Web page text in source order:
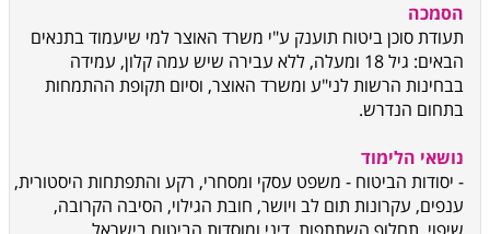
הסמכה
תעודת סוכן ביטוח תוענק ע"י משרד האוצר למי שיעמוד בתנאים
הבאים: גיל 18 ומעלה, ללא עבירה שיש עמה קלון, עמידה
בבחינות הרשות לני"ע ומשרד האוצר, וסיום תקופת ההתמחות
בתחום הנדרש.
נושאי הלימוד
- יסודות הביטוח - משפט עסקי ומסחרי, רקע והתפתחות היסטורית,
ענפים, עקרונות תום לב ויושר, חובת הגילוי, הסיבה הקרובה,